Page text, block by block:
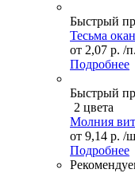
Быстрый
Тесьма
от 2,07 р. /
Подробнее
Быстрый
2 цвета
Молния
от 9,14 р. /
Подробнее